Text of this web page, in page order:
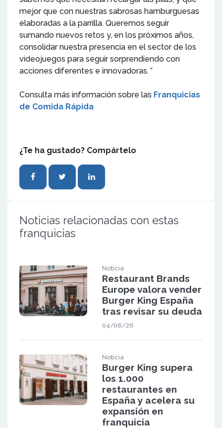
mejor que con nuestras sabrosas hamburguesas
elaboradas a la parrilla. Queremos seguir
sumando nuevos retos y, en los próximos años,
consolidar nuestra presencia en el sector de los
videojuegos para seguir sorprendiendo con
acciones diferentes e innovadoras. ”
Consulta más información sobre las Franquicias
de Comida Rápida
¿Te ha gustado? Compártelo
Noticias relacionadas con estas
franquicias
Noticia
Restaurant Brands
Europe valora vender
Burger King España
tras revisar su deuda
04/06/26
Noticia
Burger King supera
los 1.000
restaurantes en
España y acelera su
expansión en
franquicia